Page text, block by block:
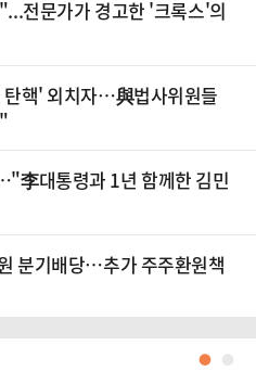
전문가가 경고한 '크록스'의
탄핵' 외치자…與법사위원들
李대통령과 1년 함께한 김민
분기배당…추가 주주환원책
●